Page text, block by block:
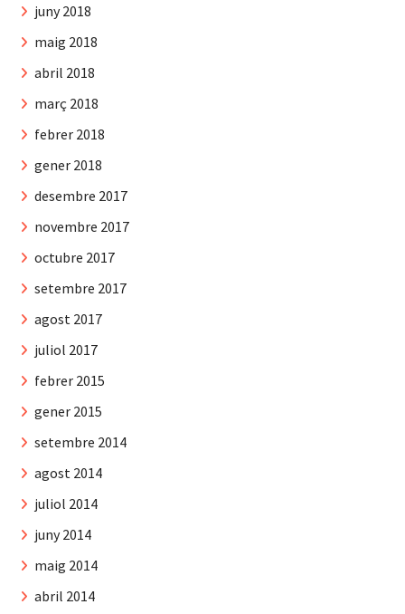
juny 2018
maig 2018
abril 2018
març 2018
febrer 2018
gener 2018
desembre 2017
novembre 2017
octubre 2017
setembre 2017
agost 2017
juliol 2017
febrer 2015
gener 2015
setembre 2014
agost 2014
juliol 2014
juny 2014
maig 2014
abril 2014